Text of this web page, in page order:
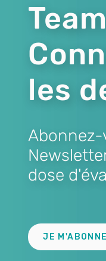
les
Abonnez-
dose
JE M'ABONNE